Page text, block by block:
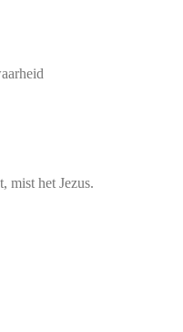
mist het Jezus.